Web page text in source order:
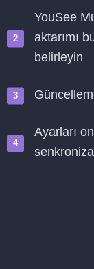
YouSee
aktarımı
belirleyin
Ayarları